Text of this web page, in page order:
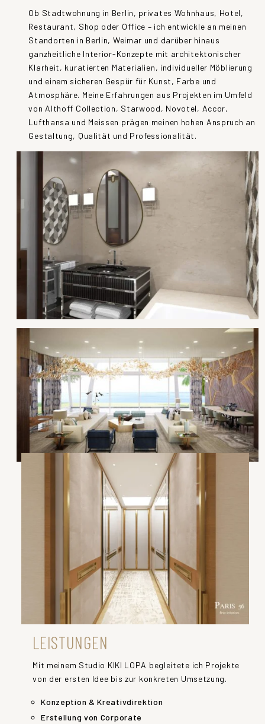
Ob Stadtwohnung in Berlin, privates Wohnhaus, Hotel,
Restaurant, Shop oder Office – ich entwickle an meinen
Standorten in Berlin, Weimar und darüber hinaus
ganzheitliche Interior-Konzepte mit architektonischer
Klarheit, kuratierten Materialien, individueller Möblierung
und einem sicheren Gespür für Kunst, Farbe und
Atmosphäre. Meine Erfahrungen aus Projekten im Umfeld
von Althoff Collection, Starwood, Novotel, Accor,
Lufthansa und Meissen prägen meinen hohen Anspruch an
Gestaltung, Qualität und Professionalität.
LEISTUNGEN
Mit meinem Studio KIKI LOPA begleitete ich Projekte
von der ersten Idee bis zur konkreten Umsetzung.
Konzeption & Kreativdirektion
Erstellung von Corporate